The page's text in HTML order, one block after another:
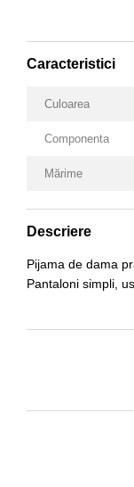
Caracteristici
Culoarea
Componenta
Mărime
Descriere
Pijama de dama
Pantaloni simpli,